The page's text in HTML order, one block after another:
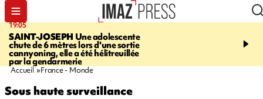
19:05
SAINT-JOSEPH Une adolescente
chute de 6 mètres lors d'une sortie
cannyoning, elle a été hélitreuillée
par la gendarmerie
20:44
rouée de coups,
Accueil France - Monde
Sous haute surveillance